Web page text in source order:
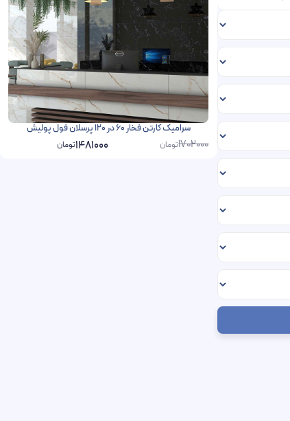
سرامیک کارتن فخار 60 در 120 پرسلان فول پولیش
1702000تومان 1481000تومان